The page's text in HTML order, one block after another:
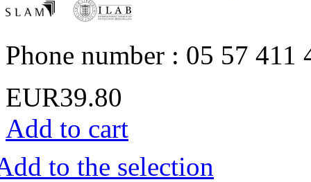
Phone number : 05 57 411
EUR39.80
Add to cart
to the selection